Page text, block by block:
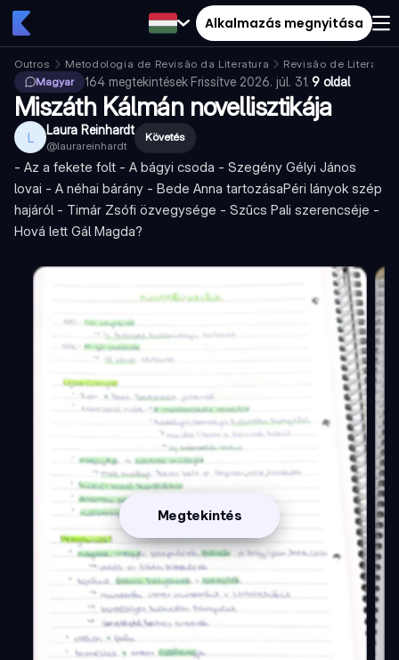
Alkalmazás megnyitása
Outros Metodologia de Revisão da Literatura
Revisão de Literatura
Magyar
164 megtekintések·Frissítve 2026. júl. 31.·9 oldal
Miszáth Kálmán novellisztikája
L Laura Reinhardt
@laurareinhardt
Követés
- Az a fekete folt - A bágyi csoda - Szegény Gélyi János
lovai - A néhai bárány - Bede Anna tartozásaPéri lányok szép
hajáról - Timár Zsófi özvegysége - Szűcs Pali szerencséje -
Hová lett Gál Magda?
Megtekintés